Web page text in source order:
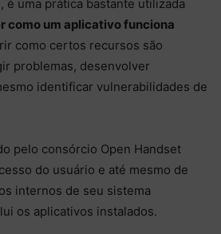
, é uma prática bastante utilizada
como um aplicativo funciona
como certos recursos são
problemas, desenvolver
identificar vulnerabilidades de
pelo consórcio Open Handset
do usuário e até mesmo de
internos de seu sistema
os aplicativos instalados.